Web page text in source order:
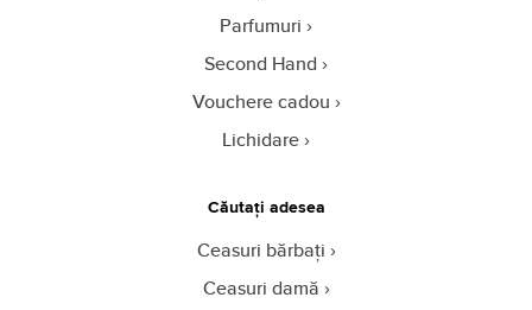
Parfumuri
Second Hand
Vouchere cadou
Lichidare
Căutați adesea
Ceasuri bărbați
Ceasuri damă